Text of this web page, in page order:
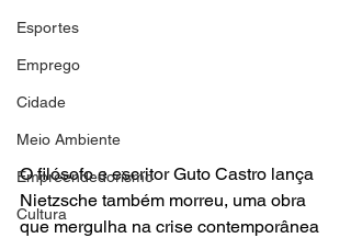
Esportes
Emprego
Cidade
Meio Ambiente
Empreendedorismo
Cultura
O filósofo e escritor Guto Castro lança
Nietzsche também morreu, uma obra
que mergulha na crise contemporânea